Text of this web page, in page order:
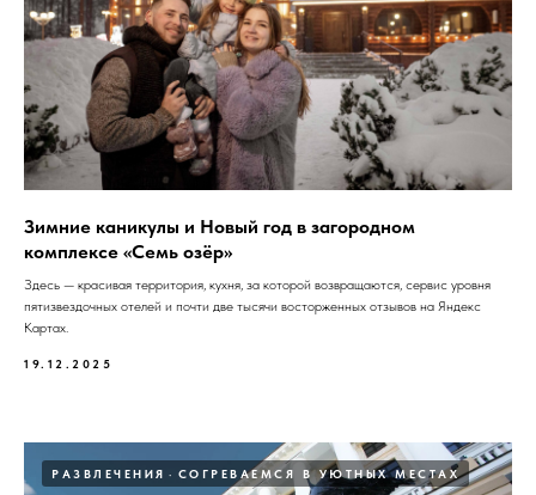
Зимние каникулы и Новый год в загородном
комплексе «Семь озёр»
Здесь — красивая территория, кухня, за которой возвращаются, сервис уровня
пятизвездочных отелей и почти две тысячи восторженных отзывов на Яндекс
Картах.
19.12.2025
РАЗВЛЕЧЕНИЯ СОГРЕВАЕМСЯ В УЮТНЫХ МЕСТАХ